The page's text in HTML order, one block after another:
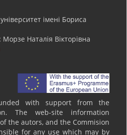
імені Бориса
Наталія Вікторівна
with support from the
The web-site information
the autors, and the Commision
for any use which may by